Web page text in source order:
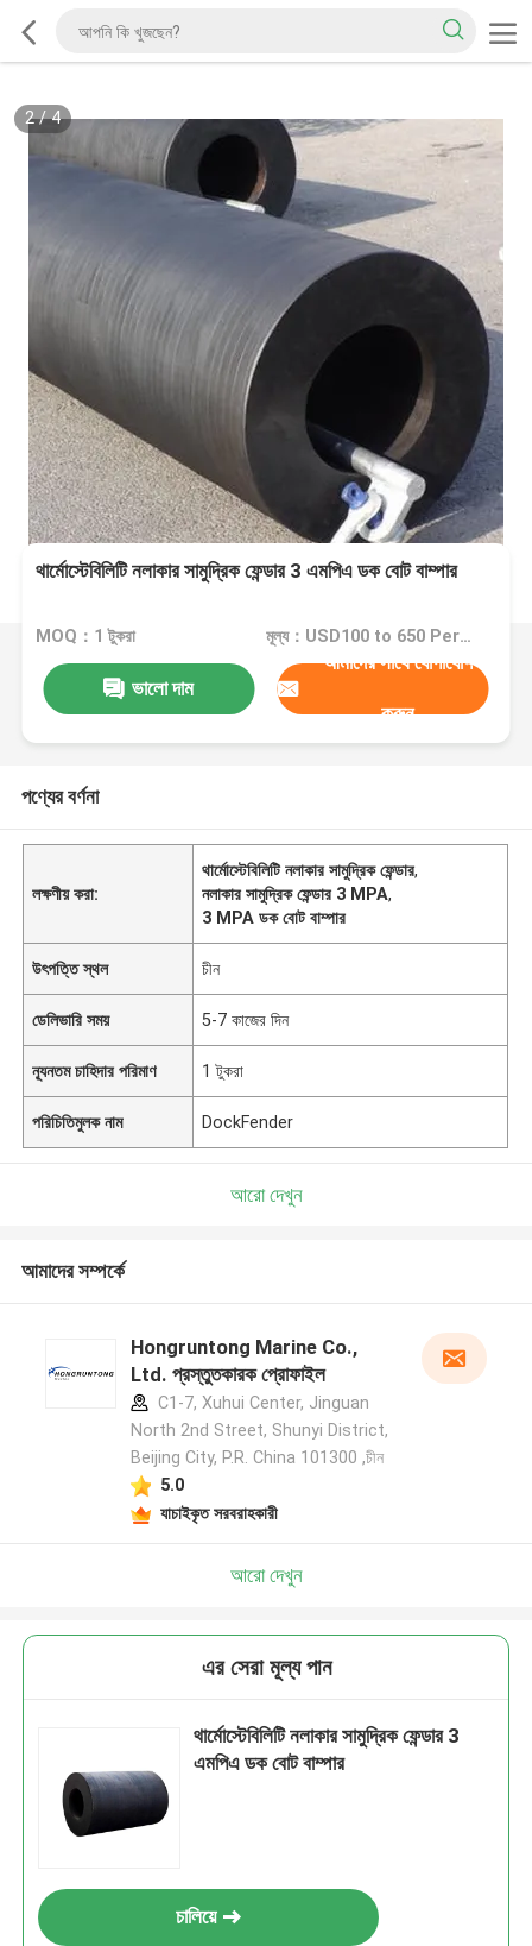
2/4
থার্মোস্টেবিলিটি নলাকার সামুদ্রিক ফেন্ডার 3 এমপিএ ডক বোট বাম্পার
MOQ：1 টুকরা মূল্য：USD100 to 650 Per Piece
ভালো দাম
আমাদের সাথে যোগাযোগ
করুন
পণ্যের বর্ণনা
লক্ষণীয় করা:
থার্মোস্টেবিলিটি নলাকার সামুদ্রিক ফেন্ডার,
নলাকার সামুদ্রিক ফেন্ডার 3 MPA,
3 MPA ডক বোট বাম্পার
উৎপত্তি স্থল চীন
ডেলিভারি সময় 5-7 কাজের দিন
ন্যূনতম চাহিদার পরিমাণ 1 টুকরা
পরিচিতিমুলক নাম DockFender
আরো দেখুন
আমাদের সম্পর্কে
Hongruntong Marine Co.,
Ltd. প্রস্তুতকারক প্রোফাইল
C1-7, Xuhui Center, Jinguan
North 2nd Street, Shunyi District,
Beijing City, P.R. China 101300 ,চীন
5.0
যাচাইকৃত সরবরাহকারী
আরো দেখুন
এর সেরা মূল্য পান
থার্মোস্টেবিলিটি নলাকার সামুদ্রিক ফেন্ডার 3
এমপিএ ডক বোট বাম্পার
চালিয়ে